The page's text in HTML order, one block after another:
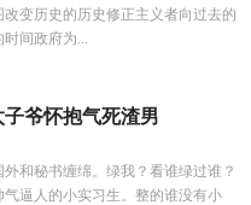
变历史的历史修正主义者向过去的
间政府为...
爷怀抱气死渣男
和秘书缠绵。绿我？看谁绿过谁？
逼人的小实习生。整的谁没有小